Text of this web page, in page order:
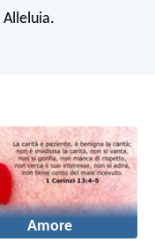
Alleluia.
Amore